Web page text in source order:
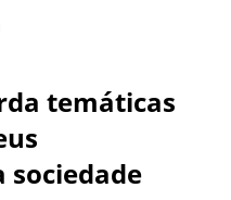
temáticas